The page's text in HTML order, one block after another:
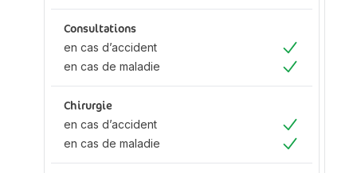
Consultations
en cas d’accident
en cas de maladie
Oui
Oui
Chirurgie
en cas d’accident
en cas de maladie
Oui
Oui